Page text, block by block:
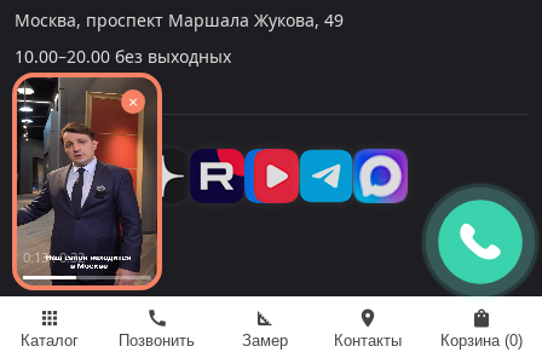
Москва, проспект Маршала Жукова, 49
10.00–20.00 без выходных
apps
Каталог
call
Позвонить
square_foot
Замер
location_on
Контакты
shopping_bag
Корзина (0)
0:13 : 0:32
×